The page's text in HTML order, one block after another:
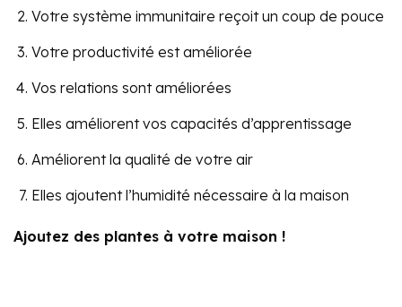
Votre système immunitaire reçoit un coup de pouce
Votre productivité est améliorée
Vos relations sont améliorées
Elles améliorent vos capacités d’apprentissage
Améliorent la qualité de votre air
Elles ajoutent l’humidité nécessaire à la maison
Ajoutez des plantes à votre maison !